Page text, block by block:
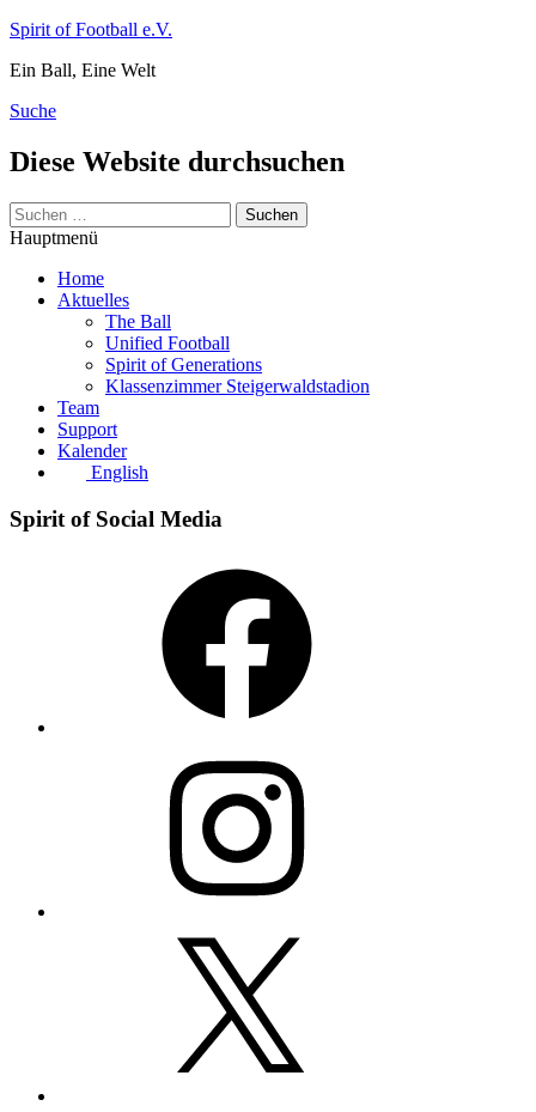
Zum
springen
Spirit of Football e.V.
Ein Ball, Eine Welt
Suche
Diese Website durchsuchen
Suchen
nach:
Hauptmenü
Home
Aktuelles
The Ball
Unified Football
Spirit of Generations
Klassenzimmer Steigerwaldstadion
Team
Support
Kalender
English
Spirit of Social Media